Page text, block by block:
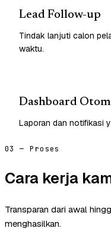
Lead Follow-up
Tindak lanjuti calon
waktu.
Dashboard
Laporan dan notifikasi
03 — Proses
Cara kerja
Transparan dari awal
menghasilkan.